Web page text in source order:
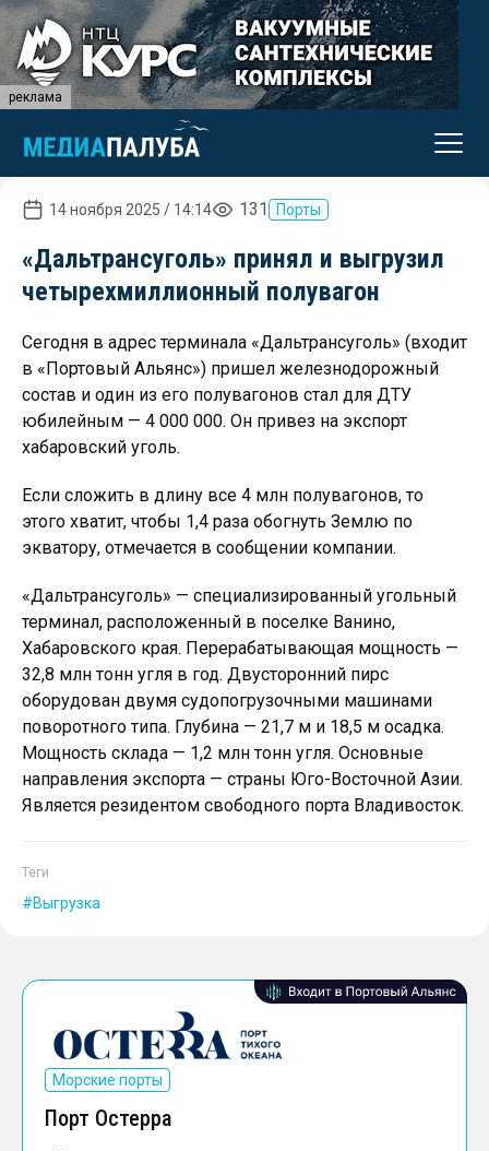
реклама
14 ноября 2025 / 14:14 131 Порты
«Дальтрансуголь» принял и выгрузил
четырехмиллионный полувагон
Сегодня в адрес терминала «Дальтрансуголь» (входит
в «Портовый Альянс») пришел железнодорожный
состав и один из его полувагонов стал для ДТУ
юбилейным — 4 000 000. Он привез на экспорт
хабаровский уголь.
Если сложить в длину все 4 млн полувагонов, то
этого хватит, чтобы 1,4 раза обогнуть Землю по
экватору, отмечается в сообщении компании.
«Дальтрансуголь» — специализированный угольный
терминал, расположенный в поселке Ванино,
Хабаровского края. Перерабатывающая мощность —
32,8 млн тонн угля в год. Двусторонний пирс
оборудован двумя судопогрузочными машинами
поворотного типа. Глубина — 21,7 м и 18,5 м осадка.
Мощность склада — 1,2 млн тонн угля. Основные
направления экспорта — страны Юго-Восточной Азии.
Является резидентом свободного порта Владивосток.
Теги
Выгрузка
Морские порты
Порт Остерра